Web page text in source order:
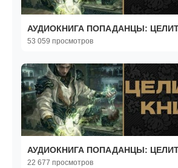
АУДИОКНИГА ПОПАДАНЦЫ:
53 059 просмотров
АУДИОКНИГА ПОПАДАНЦЫ:
22 677 просмотров